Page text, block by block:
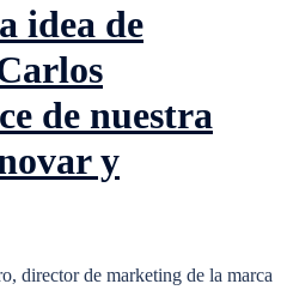
idea de
de nuestra
y
director de marketing de la marca